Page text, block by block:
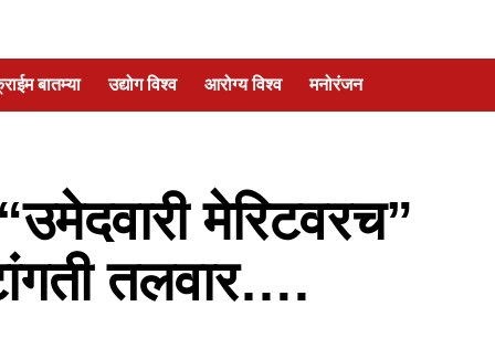
बातम्या उद्योग विश्व आरोग्य विश्व मनोरंजन
मेरिटवरच”
तलवार….